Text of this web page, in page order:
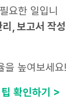
요한 일입니
, 보고서 작성
을 높여보세요!
확인하기 >